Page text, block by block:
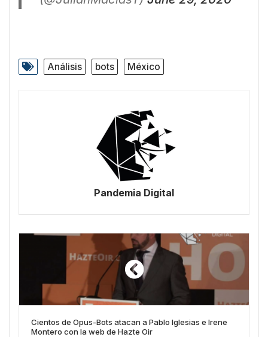
Análisis bots México
Pandemia Digital
Cientos de Opus-Bots atacan a Pablo Iglesias e Irene
Montero con la web de Hazte Oir